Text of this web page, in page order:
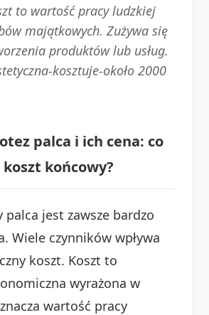
to wartość pracy ludzkiej
majątkowych. Zużywa się
produktów lub usług.
kosztuje-około 2000
palca i ich cena: co
koszt końcowy?
palca jest zawsze bardzo
Wiele czynników wpływa
koszt. Koszt to
wyrażona w
wartość pracy